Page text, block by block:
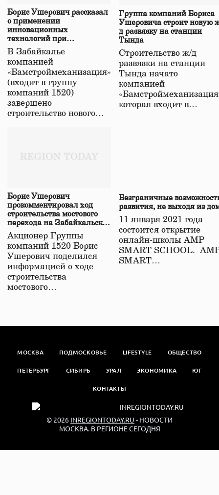
Борис Ушерович рассказал
о применении
инновационных
технологий при
строительстве нового моста
в Забайкалье
В Забайкалье
компанией
«Бамстроймеханизация»
(входит в группу
компаний 1520)
завершено
строительство нового…
Группа компаний Бориса
Ушеровича строит новую
д развязку на станции
Тында
Строительство ж/д
развязки на станции
Тында начато
компанией
которая входит в…
Борис Ушерович
прокомментировал ход
строительства мостового
перехода на Забайкальской
железной дороге
Акционер Группы
компаний 1520 Борис
Ушерович поделился
информацией о ходе
строительства
мостового…
Безграничные
развития, не выходя из
11 января 2021 года
состоится открытие
онлайн-школы АМР
SMART SCHOOL.
SMART…
МОСКВА ПОДМОСКОВЬЕ LIFESTYLE ОБЩЕСТВО
ПЕТЕРБУРГ СИБИРЬ УРАЛ ЭКОНОМИКА ЮГ
КОНТАКТЫ
© 2026 INREGIONTODAY.RU - НОВОСТИ
МОСКВА. В РЕГИОНЕ СЕГОДНЯ